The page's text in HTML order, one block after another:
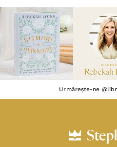
Urmărește-ne